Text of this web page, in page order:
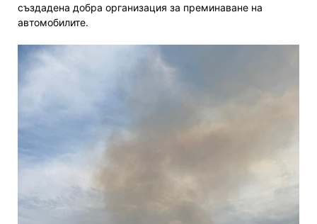
създадена добра организация за преминаване на
автомобилите.